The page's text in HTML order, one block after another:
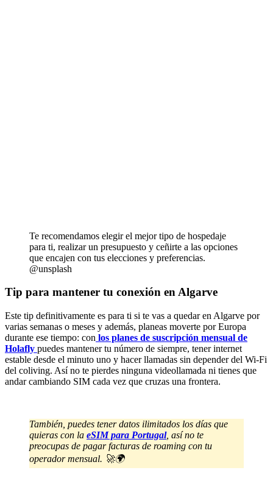
Te recomendamos elegir el mejor tipo de hospedaje
para ti, realizar un presupuesto y ceñirte a las opciones
que encajen con tus elecciones y preferencias.
@unsplash
Tip para mantener tu conexión en Algarve
Este tip definitivamente es para ti si te vas a quedar en Algarve por
varias semanas o meses y además, planeas moverte por Europa
durante ese tiempo: con los planes de suscripción mensual de
Holafly puedes mantener tu número de siempre, tener internet
estable desde el minuto uno y hacer llamadas sin depender del Wi-Fi
del coliving. Así no te pierdes ninguna videollamada ni tienes que
andar cambiando SIM cada vez que cruzas una frontera.
También, puedes tener datos ilimitados los días que
quieras con la eSIM para Portugal, así no te
preocupas de pagar facturas de roaming con tu
operador mensual. 🚀🌍